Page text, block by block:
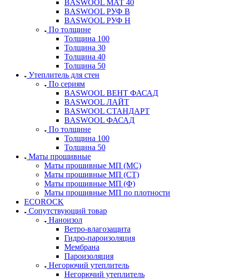
BASWOOL МАТ 40
BASWOOL РУФ В
BASWOOL РУФ Н
По толщине
Толщина 100
Толщина 30
Толщина 40
Толщина 50
Утеплитель для стен
По сериям
BASWOOL ВЕНТ ФАСАД
BASWOOL ЛАЙТ
BASWOOL СТАНДАРТ
BASWOOL ФАСАД
По толщине
Толщина 100
Толщина 50
Маты прошивные
Маты прошивные МП (МС)
Маты прошивные МП (СТ)
Маты прошивные МП (Ф)
Маты прошивные МП по плотности
ECOROCK
Сопутствующий товар
Наноизол
Ветро-влагозащита
Гидро-пароизоляция
Мембрана
Пароизоляция
Негорючий утеплитель
Негорючий утеплитель